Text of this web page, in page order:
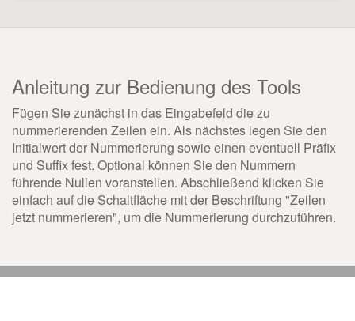
Anleitung zur Bedienung des Tools
Fügen Sie zunächst in das Eingabefeld die zu
nummerierenden Zeilen ein. Als nächstes legen Sie den
Initialwert der Nummerierung sowie einen eventuell Präfix
und Suffix fest. Optional können Sie den Nummern
führende Nullen voranstellen. Abschließend klicken Sie
einfach auf die Schaltfläche mit der Beschriftung "Zeilen
jetzt nummerieren", um die Nummerierung durchzuführen.